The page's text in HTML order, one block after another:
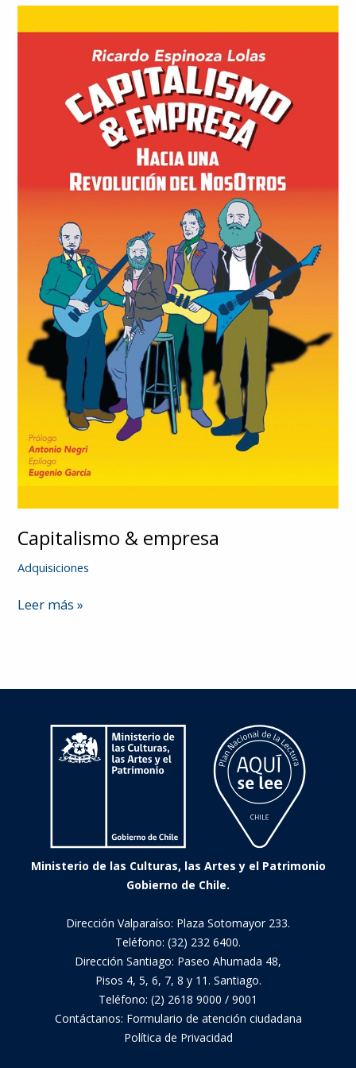
Capitalismo & empresa
Adquisiciones
Capitalismo
Leer más »
Ministerio de las Culturas, las Artes y el Patrimonio
Gobierno de Chile.
Dirección Valparaíso: Plaza Sotomayor 233.
Teléfono: (32) 232 6400.
Dirección Santiago: Paseo Ahumada 48,
Pisos 4, 5, 6, 7, 8 y 11. Santiago.
Teléfono: (2) 2618 9000 / 9001
Contáctanos: Formulario de atención ciudadana
Política de Privacidad